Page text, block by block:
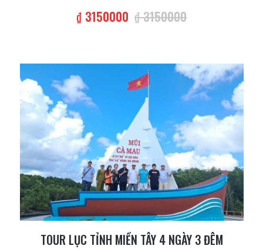
₫ 3150000 ₫ 3150000
TOUR LỤC TỈNH MIỀN TÂY 4 NGÀY 3 ĐÊM